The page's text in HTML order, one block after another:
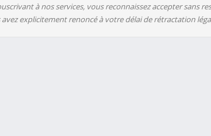
à nos services, vous reconnaissez accepter sans
avez explicitement renoncé à votre délai de rétractation